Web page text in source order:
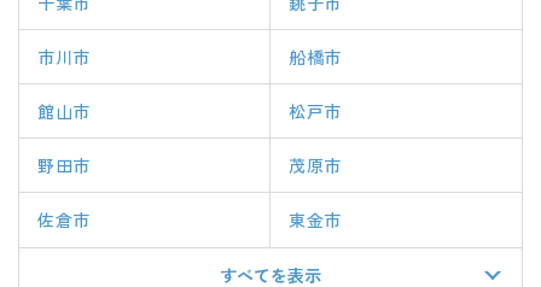
市川市 船橋市
館山市 松戸市
野田市 茂原市
佐倉市 東金市
すべてを表示